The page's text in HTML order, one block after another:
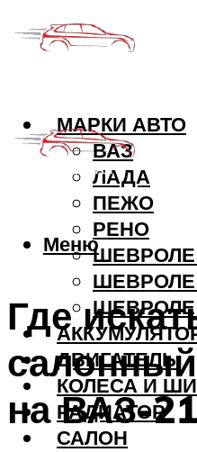
МАРКИ АВТО
ВАЗ
ЛАДА
ПЕЖО
РЕНО
ШЕВРОЛЕ
ДВИГАТЕЛЬ
КОЛЕСА И
РАДИАТОР
САЛОН
Меню
Где
на ВАЗ-